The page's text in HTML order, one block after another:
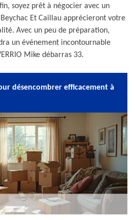
soyez prêt à négocier avec un
Et Caillau apprécieront votre
Avec un peu de préparation,
un événement incontournable
Mike débarras 33.
désencombrer efficacement à